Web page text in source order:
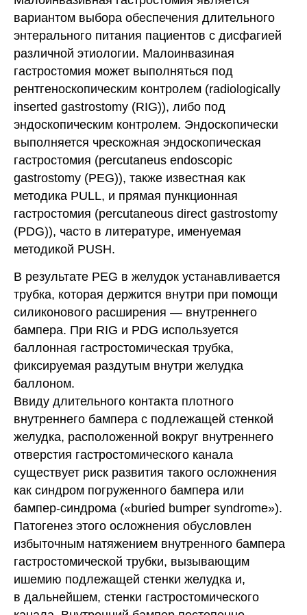
вариантом выбора обеспечения длительного
энтерального питания пациентов с дисфагией
различной этиологии. Малоинвазиная
гастростомия может выполняться под
рентгеноскопическим контролем (radiologically
inserted gastrostomy (RIG)), либо под
эндоскопическим контролем. Эндоскопически
выполняется чрескожная эндоскопическая
гастростомия (percutaneus endoscopic
gastrostomy (PEG)), также известная как
методика PULL, и прямая пункционная
гастростомия (percutaneous direct gastrostomy
(PDG)), часто в литературе, именуемая
методикой PUSH.
В результате PEG в желудок устанавливается
трубка, которая держится внутри при помощи
силиконового расширения — внутреннего
бампера. При RIG и PDG используется
баллонная гастростомическая трубка,
фиксируемая раздутым внутри желудка
баллоном.
Ввиду длительного контакта плотного
внутреннего бампера с подлежащей стенкой
желудка, расположенной вокруг внутреннего
отверстия гастростомического канала
существует риск развития такого осложнения
как синдром погруженного бампера или
бампер-синдрома («buried bumper syndrome»).
Патогенез этого осложнения обусловлен
избыточным натяжением внутренного бампера
гастростомической трубки, вызывающим
ишемию подлежащей стенки желудка и,
в дальнейшем, стенки гастростомического